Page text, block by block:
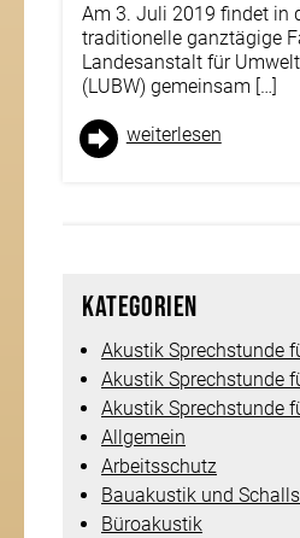
Am 3. Juli 2019 findet in
traditionelle ganztägige
Landesanstalt für
(LUBW) gemeinsam […]
weiter­lesen
Kategorien
Akustik Sprechstunde
Akustik Sprechstunde
Akustik Sprechstunde
Allgemein
Arbeitsschutz
Bauakustik und
Büroakustik